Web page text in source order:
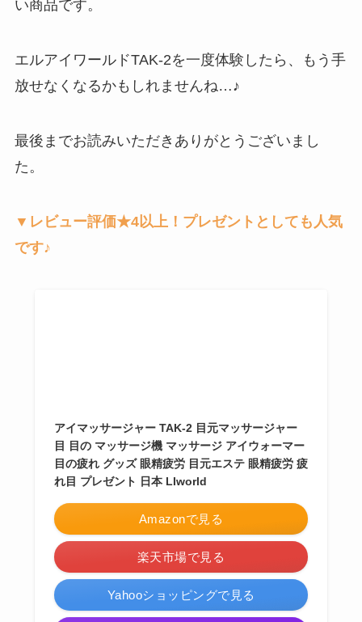
い商品です。
エルアイワールドTAK-2を一度体験したら、もう手
放せなくなるかもしれませんね…♪
最後までお読みいただきありがとうございまし
た。
▼レビュー評価★4以上！プレゼントとしても人気
です♪
アイマッサージャー TAK-2 目元マッサージャー
目 目の マッサージ機 マッサージ アイウォーマー
目の疲れ グッズ 眼精疲労 目元エステ 眼精疲労 疲
れ目 プレゼント 日本 LIworld
Amazonで見る
楽天市場で見る
Yahooショッピングで見る